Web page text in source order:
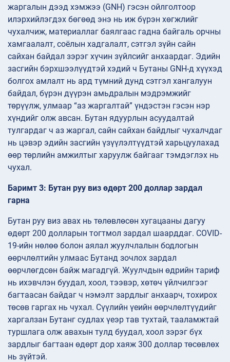
жаргалын дээд хэмжээ (GNH) гэсэн ойлголтоор
илэрхийлэгдэх бөгөөд энэ нь иж бүрэн хөгжлийг
чухалчиж, материаллаг баялгаас гадна байгаль орчны
хамгаалалт, соёлын хадгалалт, сэтгэл зүйн сайн
сайхан байдал зэрэг хүчин зүйлсийг анхаардаг. Эдийн
засгийн бэрхшээлүүдтэй хэдий ч Бутаны GNH-д хүүхэд
болгох амлалт нь ард түмний дунд сэтгэл хангалуун
байдал, бүрэн дүүрэн амьдралын мэдрэмжийг
төрүүлж, улмаар “аз жаргалтай” үндэстэн гэсэн нэр
хүндийг олж авсан. Бутан ядуурлын асуудалтай
тулгардаг ч аз жаргал, сайн сайхан байдлыг чухалчдаг
нь цэвэр эдийн засгийн үзүүлэлтүүдтэй харьцуулахад
өөр төрлийн амжилтыг харуулж байгааг тэмдэглэх нь
чухал.
Баримт 3: Бутан руу виз өдөрт 200 доллар зардал
гарна
Бутан руу виз авах нь төлөвлөсөн хугацааны дагуу
өдөрт 200 долларын тогтмол зардал шаарддаг. COVID-
19-ийн нөлөө болон аялал жуулчлалын бодлогын
өөрчлөлтийн улмаас Бутанд зочлох зардал
өөрчлөгдсөн байж магадгүй. Жуулчдын өдрийн тариф
нь ихэвчлэн буудал, хоол, тээвэр, хөтөч үйлчилгээг
багтаасан байдаг ч нэмэлт зардлыг анхаарч, тохирох
төсөв гаргах нь чухал. Сүүлийн үеийн өөрчлөлтүүдийг
харгалзан Бутанг судлах үеэр тав тухтай, тааламжтай
туршлага олж авахын тулд буудал, хоол зэрэг бүх
зардлыг багтаан өдөрт дор хаяж 300 доллар төсөвлөх
нь зүйтэй.